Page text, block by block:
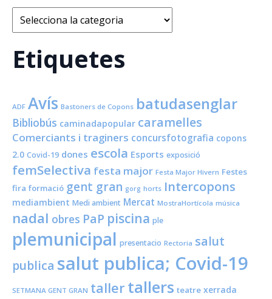
Categories
Etiquetes
ADF Avís Bastoners de Copons batudasenglar
Bibliobús caminadapopular caramelles
Comerciants i traginers concursfotografia copons
2.0 Covid-19 dones escola Esports exposició
femSelectiva festa major Festa Major Hivern Festes
fira formació gent gran gorg horts Intercopons
mediambient Medi ambient Mercat MostraHortícola música
nadal obres PaP piscina ple
plemunicipal presentacio Rectoria salut
publica salut publica; Covid-19
SETMANA GENT GRAN taller tallers teatre xerrada